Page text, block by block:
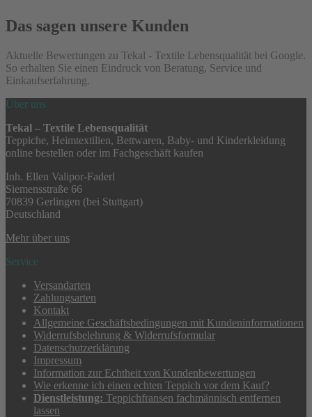
Das sagen unsere Kunden
Aktuelle Bewertungen zu Tekal - Textile Lebensqualität bei Google.
So erhalten Sie einen Eindruck von Beratung, Service und
Einkaufserfahrung.
Über uns
Tekal – Textile Lebensqualität
Teppiche, Heimtextilien, Bettwaren, Baby- und Kinderkleidung
online bestellen oder im Fachgeschäft kaufen
Inh. Ellen Valipor-Faderl
Siemensstraße 66
70839 Gerlingen (bei Stuttgart)
Deutschland
Mehr über uns
Service
Versandarten
Zahlungsarten
Kontakt
Allgemeine Geschäftsbedingungen mit Kundeninformationen
Widerrufsbelehrung & Widerrufsformular
Datenschutzerklärung
Impressum
Information zur Echtheit von Kundenbewertungen
Wie erkenne ich einen echten Teppich vor dem Kauf?
Dienstleistung: Teppichfransen fachmännisch entfernen
lassen